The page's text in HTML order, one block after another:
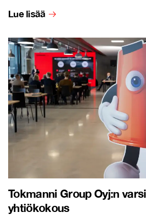
Lue lisää
Tokmanni Group Oyj:n
yhtiökokous